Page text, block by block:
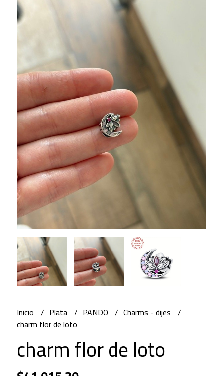
Inicio Plata PANDO
Charms - dijes
charm flor de loto
charm flor de loto